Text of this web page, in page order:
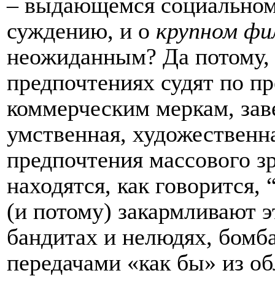
суждению, и о крупном
неожиданным? Да потому,
предпочтениях судят по
коммерческим меркам,
умственная,
предпочтения массового
находятся, как
(и потому) закармливают
бандитах и нелюдях,
передачами «как бы» из